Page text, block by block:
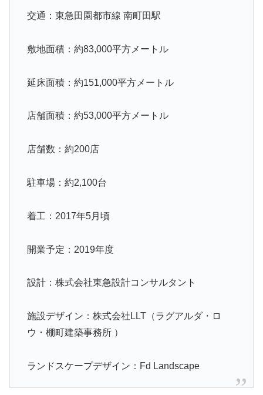
交通：東急田園都市線 南町田駅
敷地面積：約83,000平方メートル
延床面積：約151,000平方メートル
店舗面積：約53,000平方メートル
店舗数：約200店
駐車場：約2,100台
着工：2017年5月頃
開業予定：2019年度
設計：株式会社東急設計コンサルタント
施設デザイン：株式会社LLT（ラグアルダ・ロ
ウ・棚町建築事務所 ）
ランドスケープデザイン：Fd Landscape